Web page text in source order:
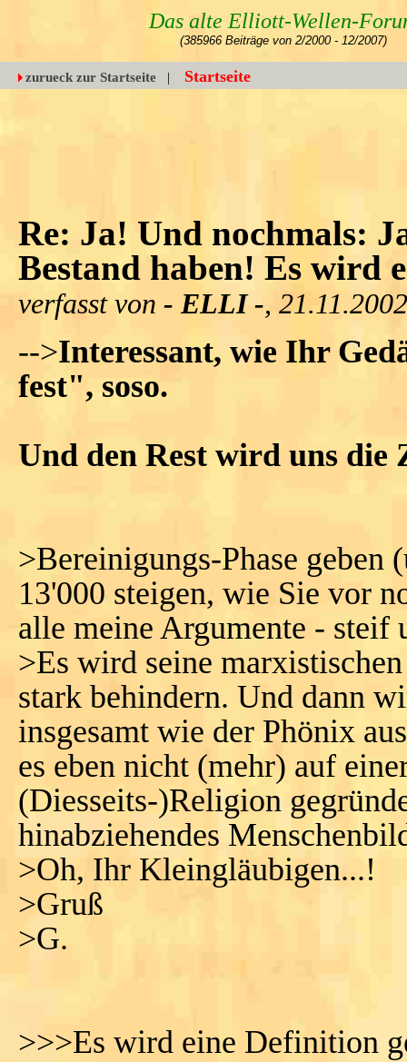
Das alte Elliott-Wellen-
(385966 Beiträge von 2/2000 - 12/2007)
zurueck zur Startseite | Startseite
Re: Ja! Und nochmals:
Bestand haben! Es wird
verfasst von - ELLI -,
-->Interessant, wie Ihr
fest", soso.
Und den Rest wird uns die
>Bereinigungs-Phase
13'000 steigen, wie Sie vor
alle meine Argumente - steif
>Es wird seine
stark behindern. Und dann
insgesamt wie der Phönix
es eben nicht (mehr) auf
(Diesseits-)Religion
hinabziehendes
>Oh, Ihr Kleingläubigen...!
>Gruß
>G.
>>>Es wird eine Definition